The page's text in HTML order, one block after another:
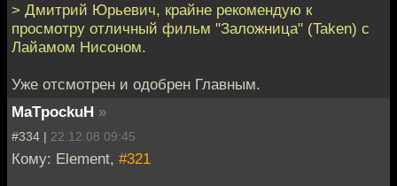
> Дмитрий Юрьевич, крайне рекомендую к
просмотру отличный фильм "Заложница" (Taken) с
Лайамом Нисоном.
Уже отсмотрен и одобрен Главным.
MaTpockuH »
#334 | 22.12.08 09:45
Кому: Element, #321